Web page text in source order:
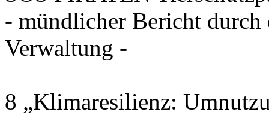
- mündlicher Bericht
Verwaltung -
8 „Klimaresilienz: